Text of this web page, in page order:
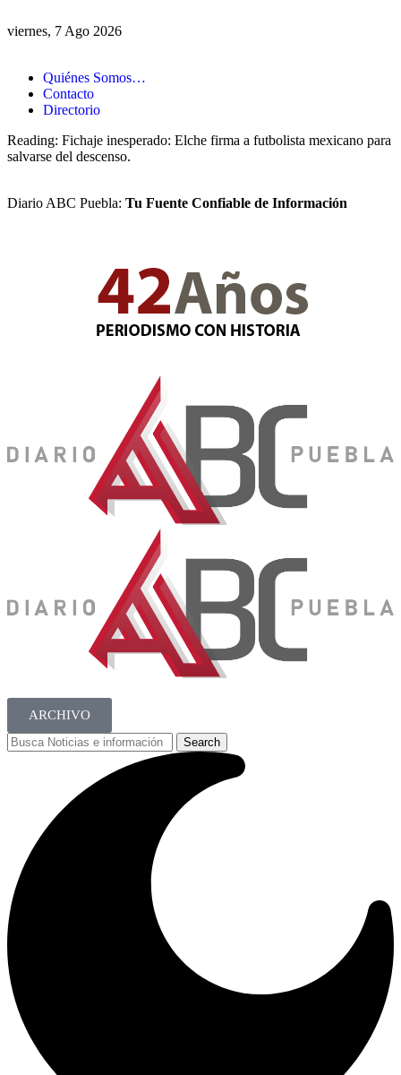
viernes, 7 Ago 2026
Quiénes Somos…
Contacto
Directorio
Reading: Fichaje inesperado: Elche firma a futbolista mexicano para
salvarse del descenso.
Diario ABC Puebla: Tu Fuente Confiable de Información
ARCHIVO